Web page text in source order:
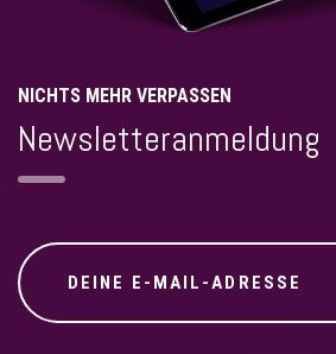
NICHTS MEHR VERPASSEN
Newsletteranmeldung